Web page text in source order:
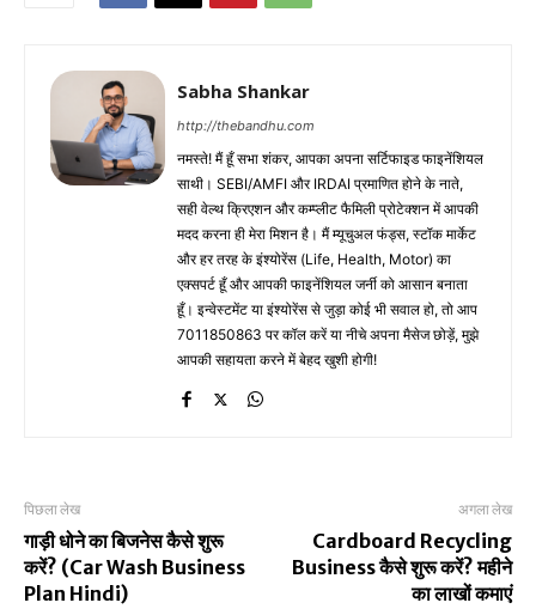
Sabha Shankar
http://thebandhu.com
नमस्ते! मैं हूँ सभा शंकर, आपका अपना सर्टिफाइड फाइनेंशियल
साथी। SEBI/AMFI और IRDAI प्रमाणित होने के नाते,
सही वेल्थ क्रिएशन और कम्प्लीट फैमिली प्रोटेक्शन में आपकी
मदद करना ही मेरा मिशन है। मैं म्यूचुअल फंड्स, स्टॉक मार्केट
और हर तरह के इंश्योरेंस (Life, Health, Motor) का
एक्सपर्ट हूँ और आपकी फाइनेंशियल जर्नी को आसान बनाता
हूँ। इन्वेस्टमेंट या इंश्योरेंस से जुड़ा कोई भी सवाल हो, तो आप
7011850863 पर कॉल करें या नीचे अपना मैसेज छोड़ें, मुझे
आपकी सहायता करने में बेहद खुशी होगी!
पिछला लेख
गाड़ी धोने का बिजनेस कैसे शुरू
करें? (Car Wash Business
Plan Hindi)
अगला लेख
Cardboard Recycling
Business कैसे शुरू करें? महीने
का लाखों कमाएं